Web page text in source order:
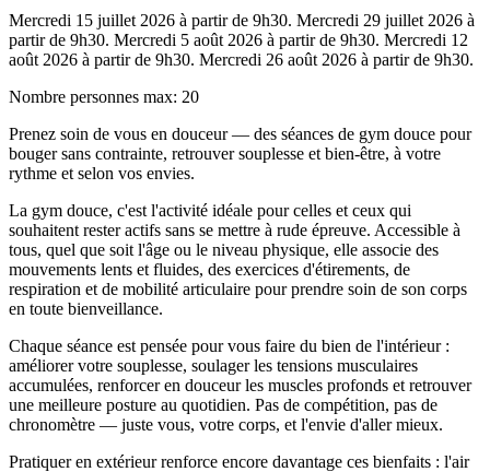
Mercredi 15 juillet 2026 à partir de 9h30. Mercredi 29 juillet 2026 à
partir de 9h30. Mercredi 5 août 2026 à partir de 9h30. Mercredi 12
août 2026 à partir de 9h30. Mercredi 26 août 2026 à partir de 9h30.
Nombre personnes max: 20
Prenez soin de vous en douceur — des séances de gym douce pour
bouger sans contrainte, retrouver souplesse et bien-être, à votre
rythme et selon vos envies.
La gym douce, c'est l'activité idéale pour celles et ceux qui
souhaitent rester actifs sans se mettre à rude épreuve. Accessible à
tous, quel que soit l'âge ou le niveau physique, elle associe des
mouvements lents et fluides, des exercices d'étirements, de
respiration et de mobilité articulaire pour prendre soin de son corps
en toute bienveillance.
Chaque séance est pensée pour vous faire du bien de l'intérieur :
améliorer votre souplesse, soulager les tensions musculaires
accumulées, renforcer en douceur les muscles profonds et retrouver
une meilleure posture au quotidien. Pas de compétition, pas de
chronomètre — juste vous, votre corps, et l'envie d'aller mieux.
Pratiquer en extérieur renforce encore davantage ces bienfaits : l'air